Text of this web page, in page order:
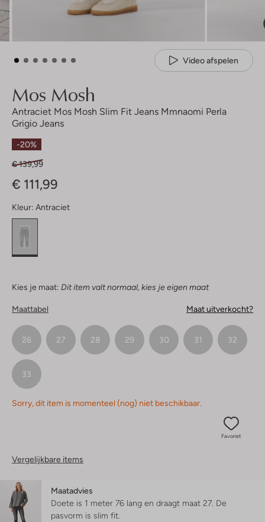
Video afspelen
Mos Mosh
Antraciet Mos Mosh Slim Fit Jeans Mmnaomi Perla
Grigio Jeans
-20%
€ 139,99
€ 111,99
Kleur: Antraciet
Kies je maat: Dit item valt normaal, kies je eigen maat
Maattabel Maat uitverkocht?
26 27 28 29 30 31 32
33
Sorry, dit item is momenteel (nog) niet beschikbaar.
Favoriet
Vergelijkbare items
Maatadvies
Doete is 1 meter 76 lang en draagt maat 27. De
pasvorm is slim fit